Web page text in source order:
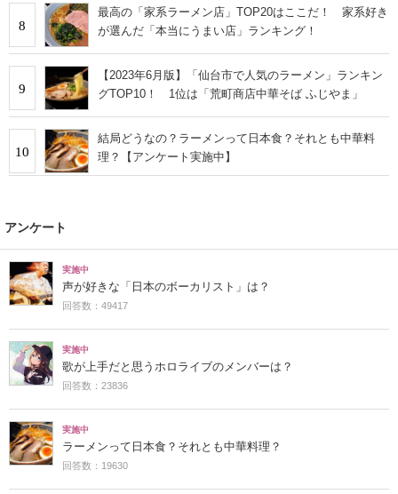
8
最高の「家系ラーメン店」TOP20はここだ！ 家系好き
が選んだ「本当にうまい店」ランキング！
9
【2023年6月版】「仙台市で人気のラーメン」ランキン
グTOP10！ 1位は「荒町商店中華そば ふじやま」
10
結局どうなの？ラーメンって日本食？それとも中華料
理？【アンケート実施中】
アンケート
実施中
声が好きな「日本のボーカリスト」は？
回答数：49417
実施中
歌が上手だと思うホロライブのメンバーは？
回答数：23836
実施中
ラーメンって日本食？それとも中華料理？
回答数：19630